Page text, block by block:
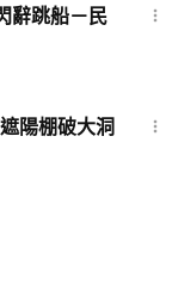
辭跳船－民
陽棚破大洞